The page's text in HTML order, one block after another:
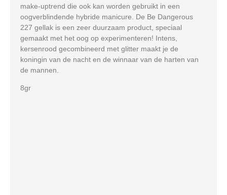
make-uptrend die ook kan worden gebruikt in een
oogverblindende hybride manicure. De Be Dangerous
227 gellak is een zeer duurzaam product, speciaal
gemaakt met het oog op experimenteren! Intens,
kersenrood gecombineerd met glitter maakt je de
koningin van de nacht en de winnaar van de harten van
de mannen.
8gr